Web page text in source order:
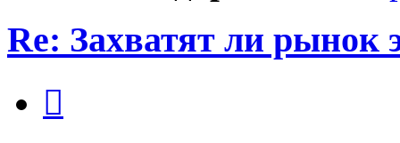
Re: Захватят ли рынок